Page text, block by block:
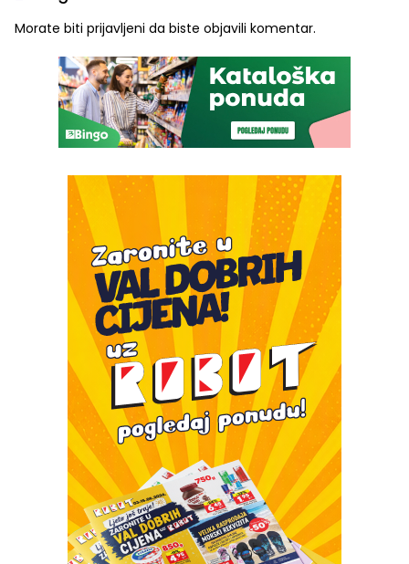
Morate biti prijavljeni da biste objavili komentar.